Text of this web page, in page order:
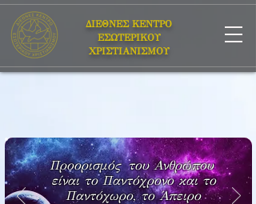
ΔΙΕΘΝΕΣ ΚΕΝΤΡΟ
ΕΣΩΤΕΡΙΚΟΥ
ΧΡΙΣΤΙΑΝΙΣΜΟΥ
Προορισμός του Ανθρώπου
είναι το Παντόχρονο και το
Παντόχωρο, το Άπειρο